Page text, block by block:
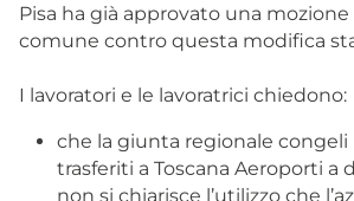
Pisa ha già approvato una
comune contro questa modifica
I lavoratori e le lavoratrici chiedono:
che la giunta regionale congeli
trasferiti a Toscana Aeroporti a
non si chiarisce l’utilizzo che